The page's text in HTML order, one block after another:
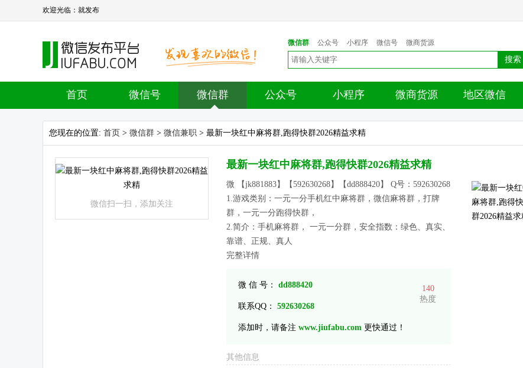
欢迎光临：就发布
微信群 公众号 小程序 微信号 微商货源
搜索
首页 微信号 微信群 公众号 小程序 微商货源 地区微信
您现在的位置: 首页 > 微信群 > 微信兼职 > 最新一块红中麻将群,跑得快群2026精益求精
微信扫一扫，添加关注
最新一块红中麻将群,跑得快群2026精益求精
微 【jk881883】【592630268】【dd888420】 Q号：592630268
1.游戏类别：一元一分手机红中麻将群，微信麻将群，打牌
群，一元一分跑得快群，
2.简介：手机麻将群， 一元一分群，安全指数：绿色、真实、
靠谱、正规、真人
完整详情
微 信 号： dd888420
联系QQ： 592630268
添加时，请备注 www.jiufabu.com 更快通过！
140
热度
其他信息